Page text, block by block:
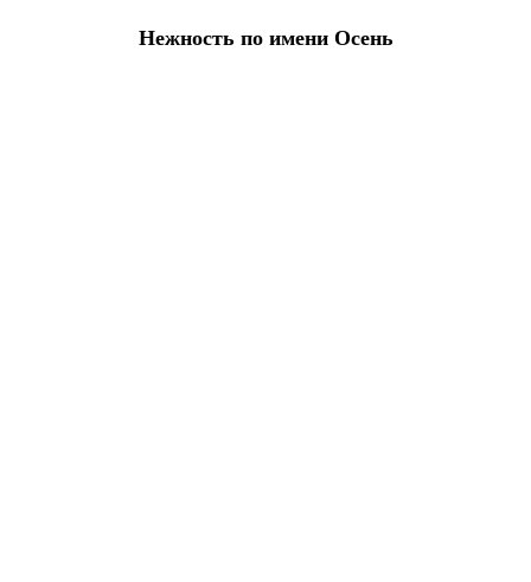
Нежность по имени Осень